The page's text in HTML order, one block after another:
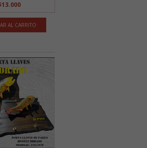
AL CARRITO